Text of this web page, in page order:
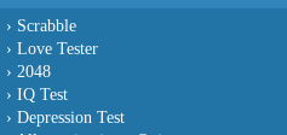
› Scrabble
› Love Tester
› 2048
› IQ Test
› Depression Test